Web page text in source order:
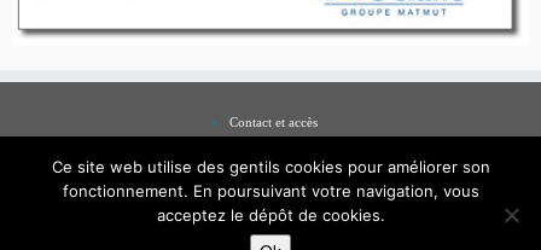
Contact et accès
Ce site web utilise des gentils cookies pour améliorer son
fonctionnement. En poursuivant votre navigation, vous
acceptez le dépôt de cookies.